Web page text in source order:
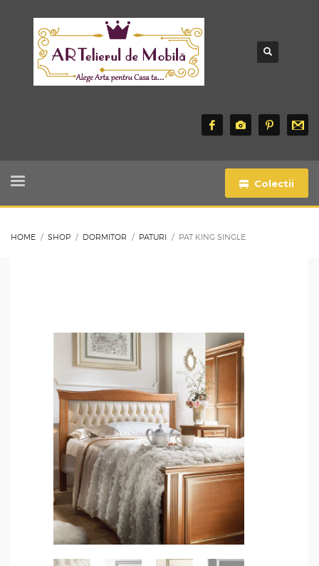
Colectii
HOME SHOP DORMITOR PATURI PAT KING SINGLE